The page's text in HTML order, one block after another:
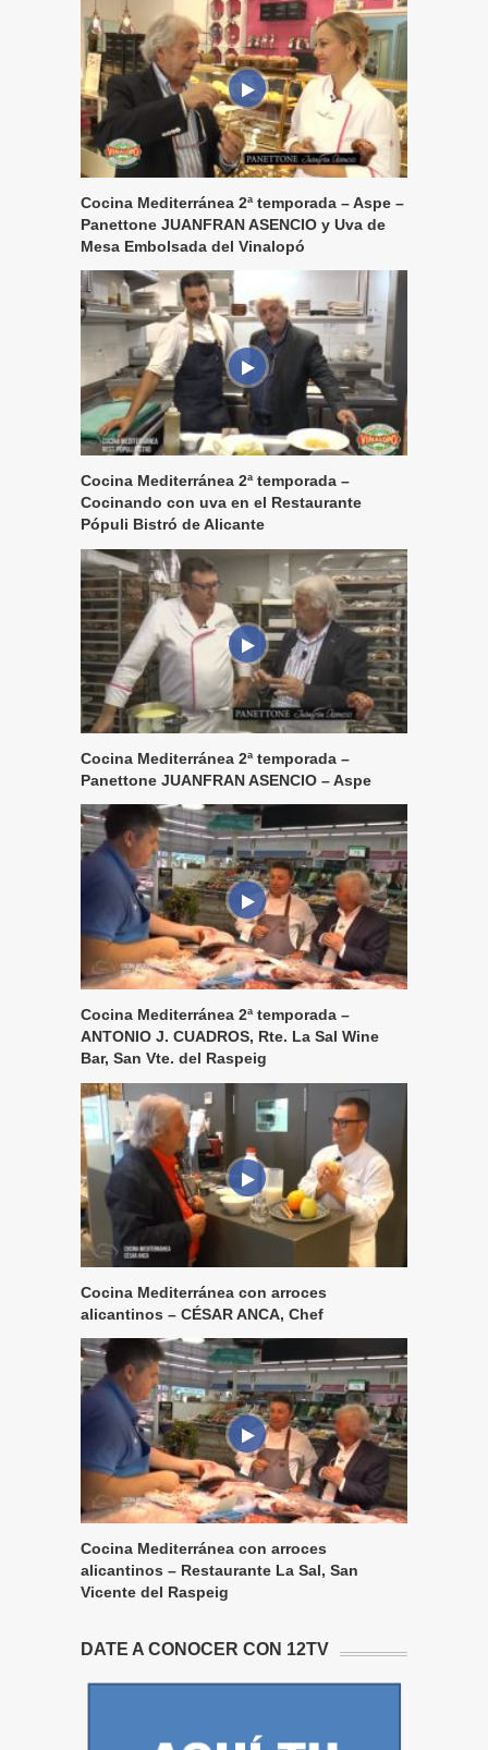
Cocina Mediterránea 2ª temporada – Aspe –
Panettone JUANFRAN ASENCIO y Uva de
Mesa Embolsada del Vinalopó
Cocina Mediterránea 2ª temporada –
Cocinando con uva en el Restaurante
Pópuli Bistró de Alicante
Cocina Mediterránea 2ª temporada –
Panettone JUANFRAN ASENCIO – Aspe
Cocina Mediterránea 2ª temporada –
ANTONIO J. CUADROS, Rte. La Sal Wine
Bar, San Vte. del Raspeig
Cocina Mediterránea con arroces
alicantinos – CÉSAR ANCA, Chef
Cocina Mediterránea con arroces
alicantinos – Restaurante La Sal, San
Vicente del Raspeig
DATE A CONOCER CON 12TV